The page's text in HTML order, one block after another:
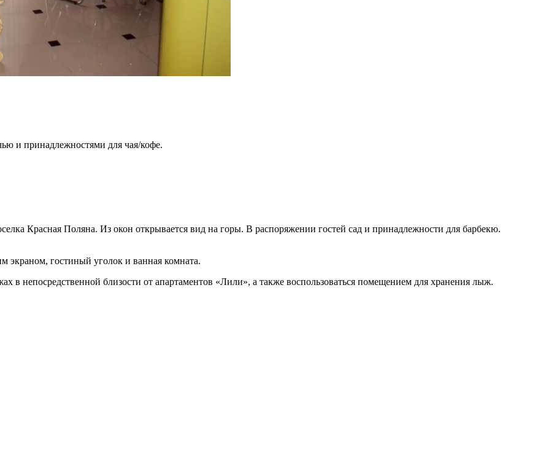
и принадлежностями для чая/кофе.
Красная Поляна. Из окон открывается вид на горы. В распоряжении гостей сад и принадлежности для барбекю.
экраном, гостиный уголок и ванная комната.
в непосредственной близости от апартаментов «Лили», а также воспользоваться помещением для хранения лыж.